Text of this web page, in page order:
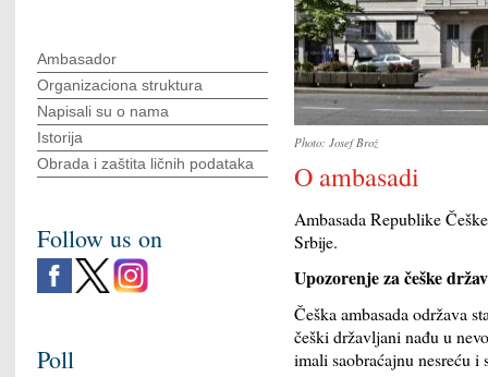
Photo: Josef Brož
O ambasadi
Ambasada Republike
Srbije.
Upozorenje za češke
Češka ambasada održava
češki državljani nađu u
imali saobraćajnu nesreću i
Ambasador
Organizaciona struktura
Napisali su o nama
Istorija
Obrada i zaštita ličnih podataka
Follow us on
Poll